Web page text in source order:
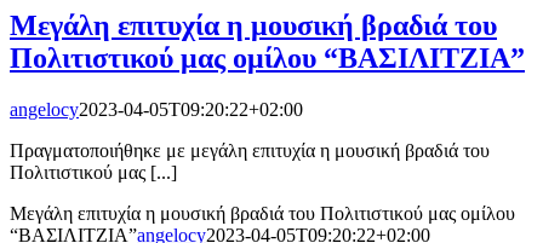
Μεγάλη επιτυχία η μουσική βραδιά του
Πολιτιστικού μας ομίλου “ΒΑΣΙΛΙΤΖΙΑ”
angelocy2023-04-05T09:20:22+02:00
Πραγματοποιήθηκε με μεγάλη επιτυχία η μουσική βραδιά του
Πολιτιστικού μας [...]
Μεγάλη επιτυχία η μουσική βραδιά του Πολιτιστικού μας ομίλου
“ΒΑΣΙΛΙΤΖΙΑ”angelocy2023-04-05T09:20:22+02:00